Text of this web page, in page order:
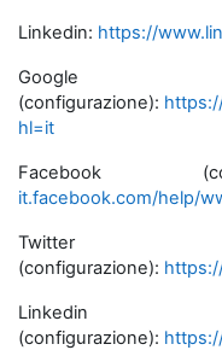
Linkedin: https://
(configurazione):
hl=it
Facebook
it.facebook.com/help/
Twitter
(configurazione):
Linkedin
(configurazione):